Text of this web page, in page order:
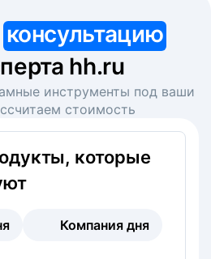
консультацию
hh.ru
инструменты под ваши
стоимость
которые
Компания дня